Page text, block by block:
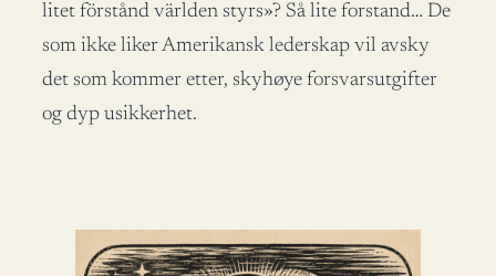
litet förstånd världen styrs»? Så lite forstand… De
som ikke liker Amerikansk lederskap vil avsky
det som kommer etter, skyhøye forsvarsutgifter
og dyp usikkerhet.